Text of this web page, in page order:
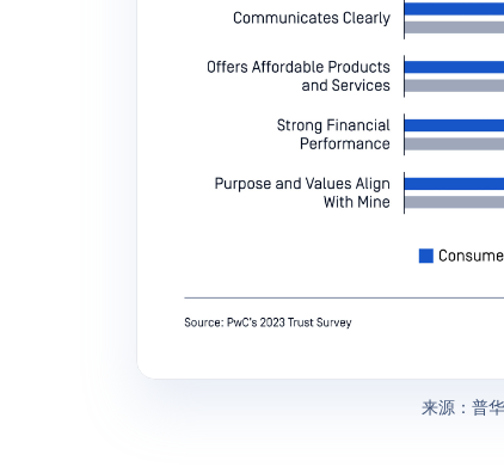
来源：普